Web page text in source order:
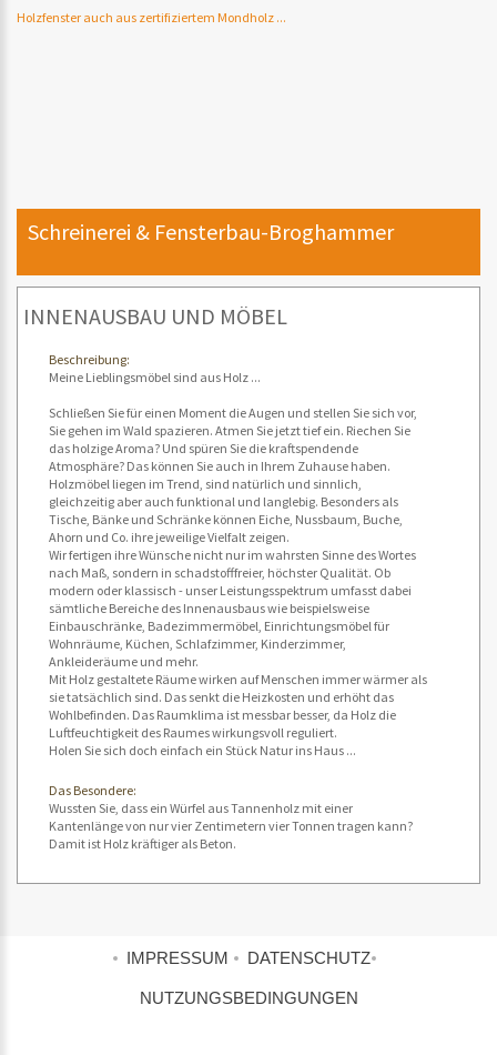
Holzfenster auch aus zertifiziertem Mondholz ...
Schreinerei & Fensterbau-Broghammer
INNENAUSBAU UND MÖBEL
Beschreibung:
Meine Lieblingsmöbel sind aus Holz ...
Schließen Sie für einen Moment die Augen und stellen Sie sich vor,
Sie gehen im Wald spazieren. Atmen Sie jetzt tief ein. Riechen Sie
das holzige Aroma? Und spüren Sie die kraftspendende
Atmosphäre? Das können Sie auch in Ihrem Zuhause haben.
Holzmöbel liegen im Trend, sind natürlich und sinnlich,
gleichzeitig aber auch funktional und langlebig. Besonders als
Tische, Bänke und Schränke können Eiche, Nussbaum, Buche,
Ahorn und Co. ihre jeweilige Vielfalt zeigen.
Wir fertigen ihre Wünsche nicht nur im wahrsten Sinne des Wortes
nach Maß, sondern in schadstofffreier, höchster Qualität. Ob
modern oder klassisch - unser Leistungsspektrum umfasst dabei
sämtliche Bereiche des Innenausbaus wie beispielsweise
Einbauschränke, Badezimmermöbel, Einrichtungsmöbel für
Wohnräume, Küchen, Schlafzimmer, Kinderzimmer,
Ankleideräume und mehr.
Mit Holz gestaltete Räume wirken auf Menschen immer wärmer als
sie tatsächlich sind. Das senkt die Heizkosten und erhöht das
Wohlbefinden. Das Raumklima ist messbar besser, da Holz die
Luftfeuchtigkeit des Raumes wirkungsvoll reguliert.
Holen Sie sich doch einfach ein Stück Natur ins Haus ...
Das Besondere:
Wussten Sie, dass ein Würfel aus Tannenholz mit einer
Kantenlänge von nur vier Zentimetern vier Tonnen tragen kann?
Damit ist Holz kräftiger als Beton.
IMPRESSUM DATENSCHUTZ
NUTZUNGSBEDINGUNGEN